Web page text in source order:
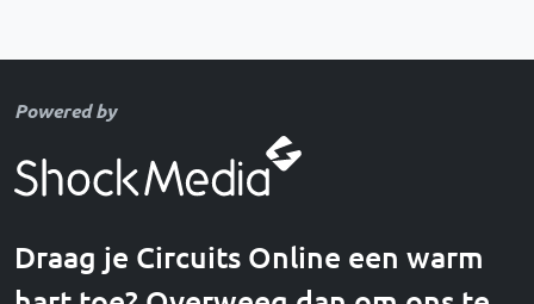
Powered by
Draag je Circuits Online een warm